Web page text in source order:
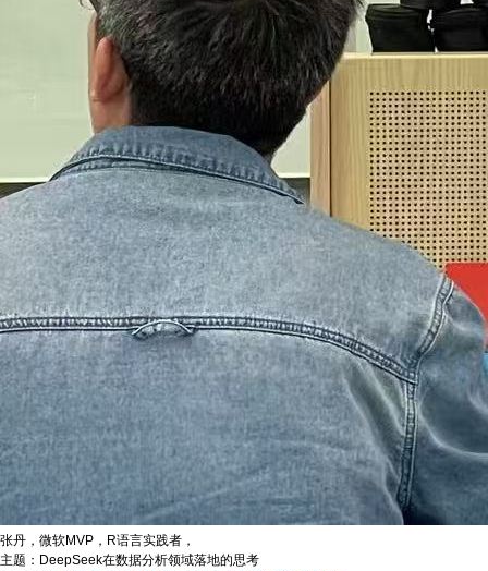
张丹，微软MVP，R语言实践者，
主题：DeepSeek在数据分析领域落地的思考